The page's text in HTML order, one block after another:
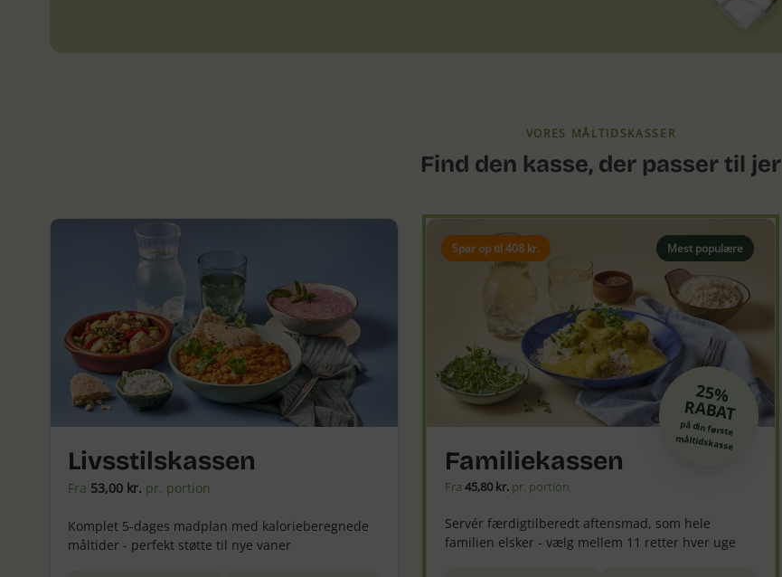
VORES MÅLTIDSKASSER
Find den kasse, der passer til jer
Livsstilskassen
Fra 53,00 kr. pr. portion
Komplet 5-dages madplan med kalorieberegnede
måltider - perfekt støtte til nye vaner
Mest populære
Spar op til 408 kr.
25%
RABAT
på din første
måltidskasse
Familiekassen
Fra 45,80 kr.pr. portion
Servér færdigtilberedt aftensmad, som hele
familien elsker - vælg mellem 11 retter hver uge